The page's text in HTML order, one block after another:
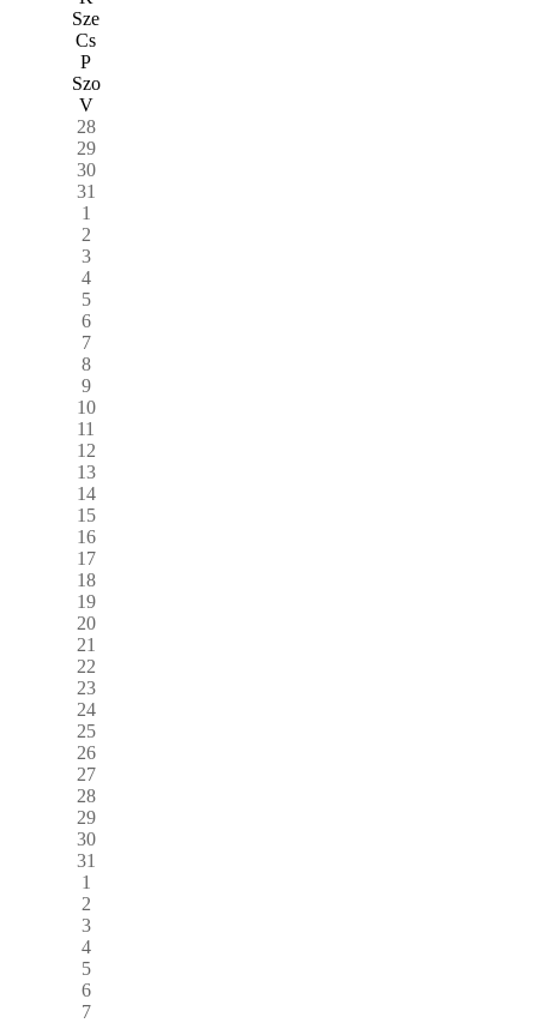
Sze
Cs
P
Szo
V
28
29
30
31
1
2
3
4
5
6
7
8
9
10
11
12
13
14
15
16
17
18
19
20
21
22
23
24
25
26
27
28
29
30
31
1
2
3
4
5
6
7